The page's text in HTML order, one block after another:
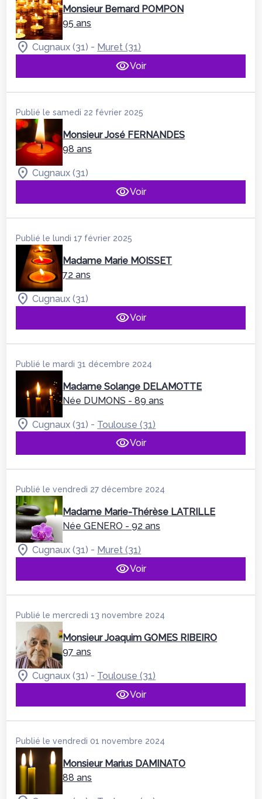
Monsieur Bernard POMPON
95 ans
Cugnaux (31) - Muret (31)
Voir
Publié le samedi 22 février 2025
Monsieur José FERNANDES
98 ans
Cugnaux (31)
Voir
Publié le lundi 17 février 2025
Madame Marie MOISSET
72 ans
Cugnaux (31)
Voir
Publié le mardi 31 décembre 2024
Madame Solange DELAMOTTE
Née DUMONS - 89 ans
Cugnaux (31) - Toulouse (31)
Voir
Publié le vendredi 27 décembre 2024
Madame Marie-Thérèse LATRILLE
Née GENERO - 92 ans
Cugnaux (31) - Muret (31)
Voir
Publié le mercredi 13 novembre 2024
Monsieur Joaquim GOMES RIBEIRO
97 ans
Cugnaux (31) - Toulouse (31)
Voir
Publié le vendredi 01 novembre 2024
Monsieur Marius DAMINATO
88 ans